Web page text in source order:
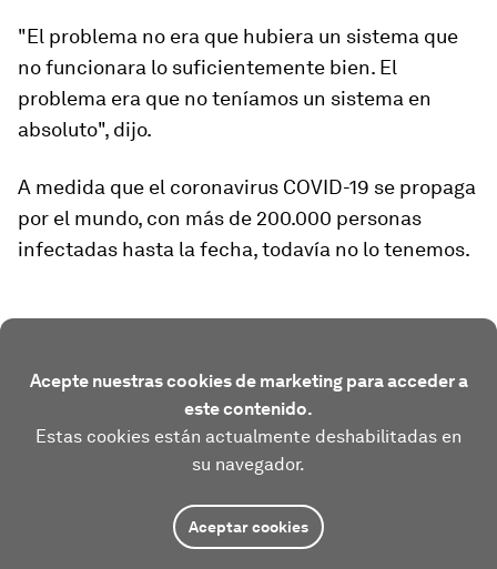
"El problema no era que hubiera un sistema que
no funcionara lo suficientemente bien. El
problema era que no teníamos un sistema en
absoluto", dijo.
A medida que el coronavirus COVID-19 se propaga
por el mundo, con más de 200.000 personas
infectadas hasta la fecha, todavía no lo tenemos.
Acepte nuestras cookies de marketing para acceder a
este contenido.
Estas cookies están actualmente deshabilitadas en
su navegador.
Aceptar cookies